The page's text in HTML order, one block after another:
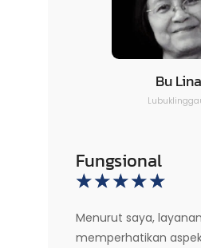
Bu Lina
Fungsional
☆☆☆☆☆
Menurut saya,
memperhatikan